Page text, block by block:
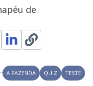
de
A FAZENDA QUIZ TESTE